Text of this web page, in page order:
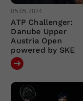
05.05.2024
ATP Challenger:
Danube Upper
Austria Open
powered by SKE